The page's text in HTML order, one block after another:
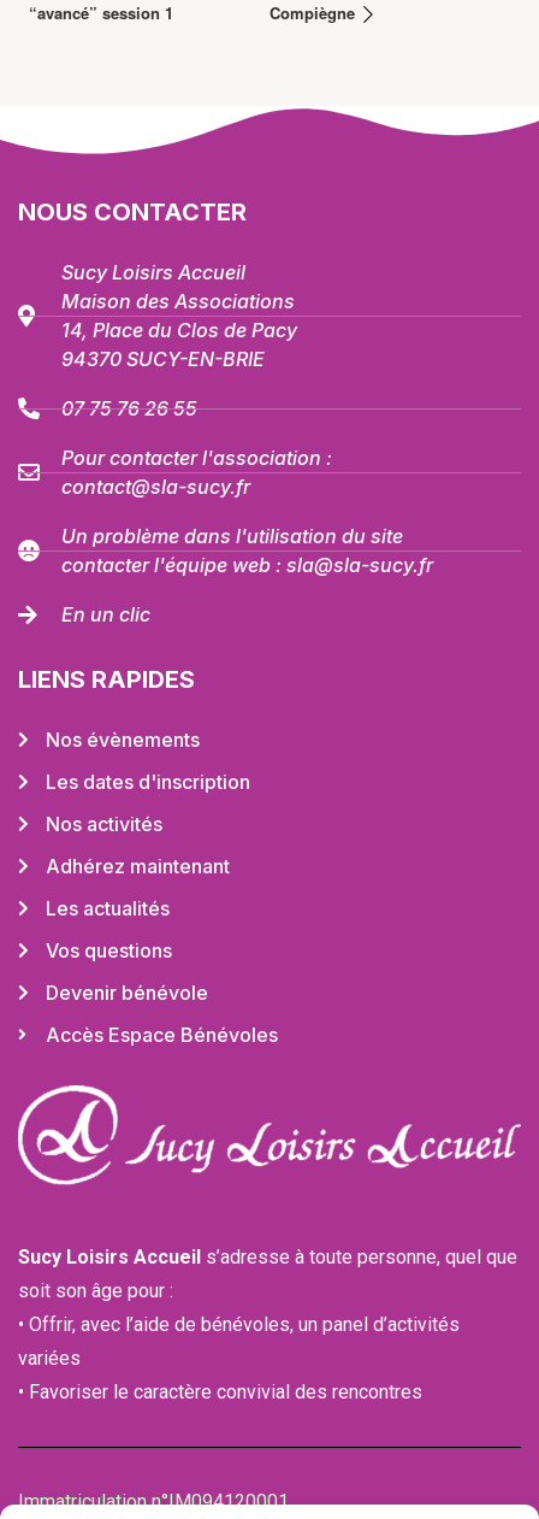
“avancé” session 1
Compiègne
NOUS CONTACTER
Sucy Loisirs Accueil
Maison des Associations
14, Place du Clos de Pacy
94370 SUCY-EN-BRIE
07 75 76 26 55
Pour contacter l'association :
contact@sla-sucy.fr
Un problème dans l'utilisation du site
contacter l'équipe web : sla@sla-sucy.fr
En un clic
LIENS RAPIDES
Nos évènements
Les dates d'inscription
Nos activités
Adhérez maintenant
Les actualités
Vos questions
Devenir bénévole
Accès Espace Bénévoles
Sucy Loisirs Accueil s’adresse à toute personne, quel que
soit son âge pour :
• Offrir, avec l’aide de bénévoles, un panel d’activités
variées
• Favoriser le caractère convivial des rencontres
Immatriculation n°IM094120001